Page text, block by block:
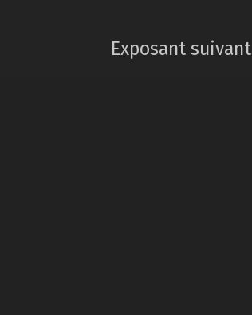
Exposant suivant